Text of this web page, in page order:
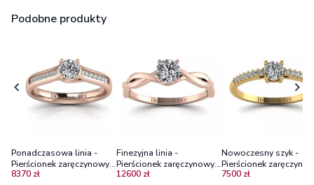
Podobne produkty
Ponadczasowa linia -
Pierścionek zaręczynowy z
różowego złota z
8370 zł
Finezyjna linia -
Pierścionek zaręczynowy z
różowego złota z
12600 zł
Nowoczesny szyk -
Pierścionek
żółtego złota z
7500 zł